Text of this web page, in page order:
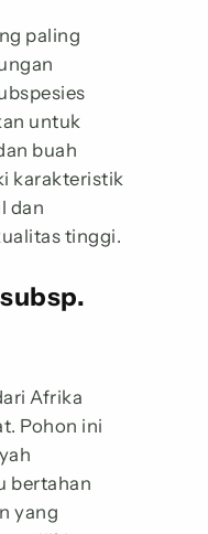
paling
untuk
buah
karakteristik
dan
tinggi.
Afrika
Pohon ini
bertahan
yang